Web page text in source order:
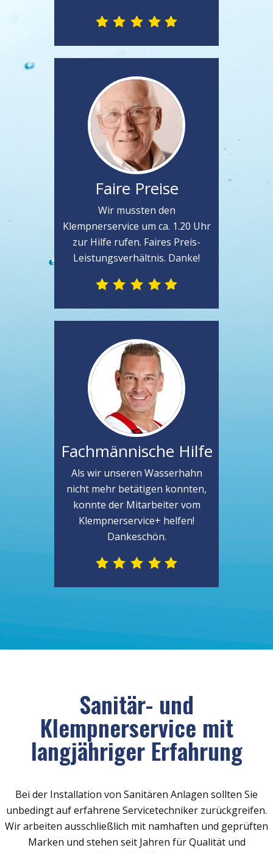
Faire Preise
Wir mussten den
Klempnerservice um ca. 1.20 Uhr
zur Hilfe rufen. Faires Preis-
Leistungsverhältnis. Danke!
Fachmännische Hilfe
Als wir unseren Wasserhahn
nicht mehr betätigen konnten,
konnte der Mitarbeiter vom
Klempnerservice+ helfen!
Dankeschön.
Sanitär- und
Klempnerservice mit
langjähriger Erfahrung
Bei der Installation von Sanitären Anlagen sollten Sie
unbedingt auf erfahrene Servicetechniker zurückgreifen.
Wir arbeiten ausschließlich mit namhaften und geprüften
Marken und stehen seit Jahren für Qualität und